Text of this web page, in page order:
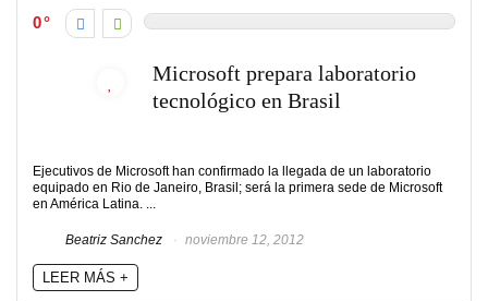
0
Microsoft prepara laboratorio
tecnológico en Brasil
Ejecutivos de Microsoft han confirmado la llegada de un laboratorio
equipado en Rio de Janeiro, Brasil; será la primera sede de Microsoft
en América Latina. ...
Beatriz Sanchez noviembre 12, 2012
LEER MÁS +